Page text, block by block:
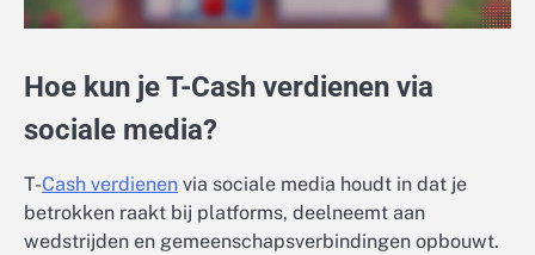
Hoe kun je T-Cash verdienen via
sociale media?
T-Cash verdienen via sociale media houdt in dat je
betrokken raakt bij platforms, deelneemt aan
wedstrijden en gemeenschapsverbindingen opbouwt.